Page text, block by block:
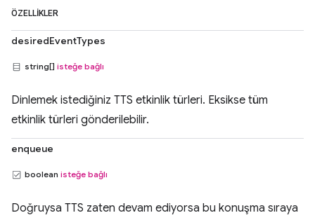
ÖZELLIKLER
desiredEventTypes
string[] isteğe bağlı
Dinlemek istediğiniz TTS etkinlik türleri. Eksikse tüm
etkinlik türleri gönderilebilir.
enqueue
boolean isteğe bağlı
Doğruysa TTS zaten devam ediyorsa bu konuşma sıraya